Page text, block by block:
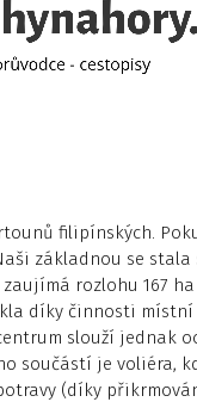
filipínských.
základnou se
zaujímá rozlohu 167
díky činnosti
slouží jednak
součástí je voliéra,
(díky